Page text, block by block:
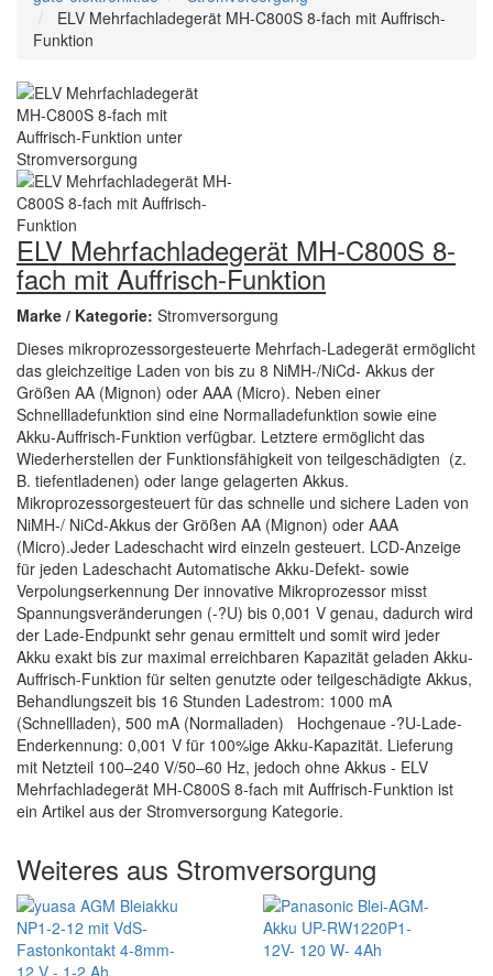
ELV Mehrfachladegerät MH-C800S 8-fach mit Auffrisch-
Funktion
ELV Mehrfachladegerät MH-C800S 8-
fach mit Auffrisch-Funktion
Marke / Kategorie: Stromversorgung
Dieses mikroprozessorgesteuerte Mehrfach-Ladegerät ermöglicht
das gleichzeitige Laden von bis zu 8 NiMH-/NiCd- Akkus der
Größen AA (Mignon) oder AAA (Micro). Neben einer
Schnellladefunktion sind eine Normalladefunktion sowie eine
Akku-Auffrisch-Funktion verfügbar. Letztere ermöglicht das
Wiederherstellen der Funktionsfähigkeit von teilgeschädigten (z.
B. tiefentladenen) oder lange gelagerten Akkus.
Mikroprozessorgesteuert für das schnelle und sichere Laden von
NiMH-/ NiCd-Akkus der Größen AA (Mignon) oder AAA
(Micro).Jeder Ladeschacht wird einzeln gesteuert. LCD-Anzeige
für jeden Ladeschacht Automatische Akku-Defekt- sowie
Verpolungserkennung Der innovative Mikroprozessor misst
Spannungsveränderungen (-?U) bis 0,001 V genau, dadurch wird
der Lade-Endpunkt sehr genau ermittelt und somit wird jeder
Akku exakt bis zur maximal erreichbaren Kapazität geladen Akku-
Auffrisch-Funktion für selten genutzte oder teilgeschädigte Akkus,
Behandlungszeit bis 16 Stunden Ladestrom: 1000 mA
(Schnellladen), 500 mA (Normalladen) Hochgenaue -?U-Lade-
Enderkennung: 0,001 V für 100%ige Akku-Kapazität. Lieferung
mit Netzteil 100–240 V/50–60 Hz, jedoch ohne Akkus - ELV
Mehrfachladegerät MH-C800S 8-fach mit Auffrisch-Funktion ist
ein Artikel aus der Stromversorgung Kategorie.
Weiteres aus Stromversorgung